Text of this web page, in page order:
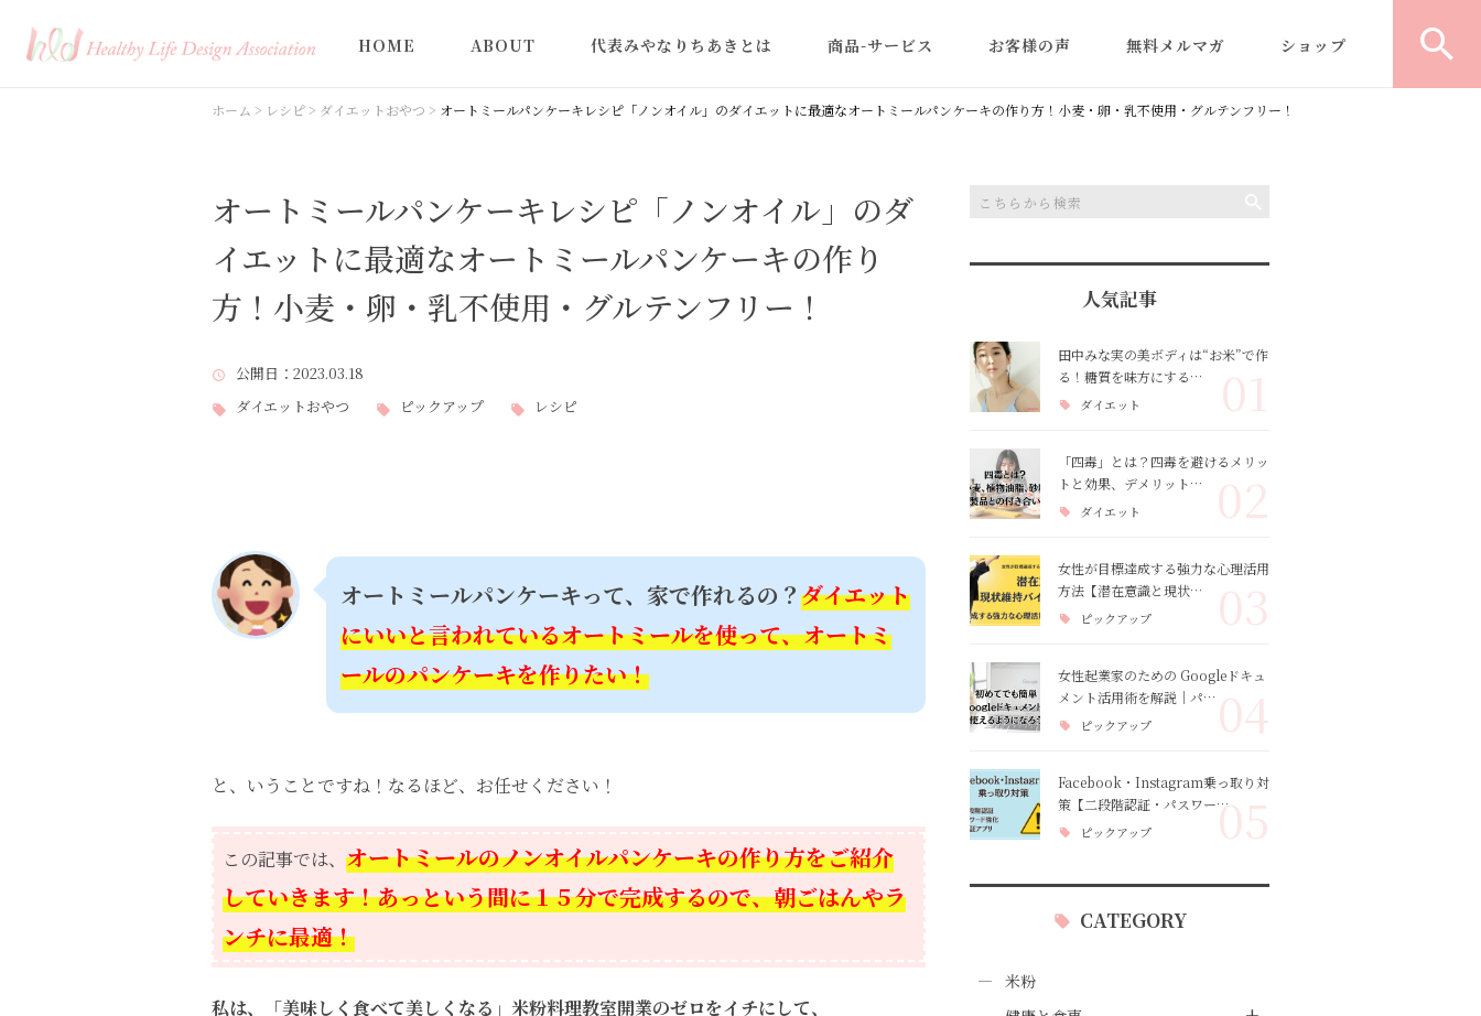
HOME ABOUT 代表みやなりちあきとは
認定講師一覧
商品-サービス
米粉の美容と健康講座｜
型よりふくらむ米粉食パ
教室ビジネス集客アカデ
ミー｜売れる体験講座の
作り方
お客様の声
型よりふくらむ米粉食パ
ン
教室運営/開業コンサルテ
米粉商品・レシピ開発
ヘルシー米粉パン認定講
師養成講座
無料メルマガ ショップ
ホーム > レシピ > ダイエットおやつ > オートミールパンケーキレシピ「ノンオイル」のダイエットに最適なオートミールパンケーキの作り方！小麦・卵・乳不使用・グルテンフリー！
オートミールパンケーキレシピ「ノンオイル」のダ
イエットに最適なオートミールパンケーキの作り
方！小麦・卵・乳不使用・グルテンフリー！
公開日 ：2023.03.18
ダイエットおやつ
ピックアップ レシピ
オートミールパンケーキって、家で作れるの？ダイエット
にいいと言われているオートミールを使って、オートミ
ールのパンケーキを作りたい！
と、いうことですね！なるほど、お任せください！
この記事では、 オートミールのノンオイルパンケーキの作り方をご紹介
していきます！あっという間に１５分で完成するので、朝ごはんやラ
ンチに最適！
私は、「美味しく食べて美しくなる」 米粉料理教室開業のゼロをイチにして、
人気記事
田中みな実の美ボディは“お米”で作
る！糖質を味方にする…
ダイエット 01
「四毒」とは？四毒を避けるメリッ
トと効果、デメリット…
ダイエット 02
女性が目標達成する強力な心理活用
方法【潜在意識と現状…
ピックアップ 03
女性起業家のための Googleドキュ
メント活用術を解説｜パ…
ピックアップ 04
Facebook・Instagram乗っ取り対
策【二段階認証・パスワー…
ピックアップ 05
CATEGORY
米粉